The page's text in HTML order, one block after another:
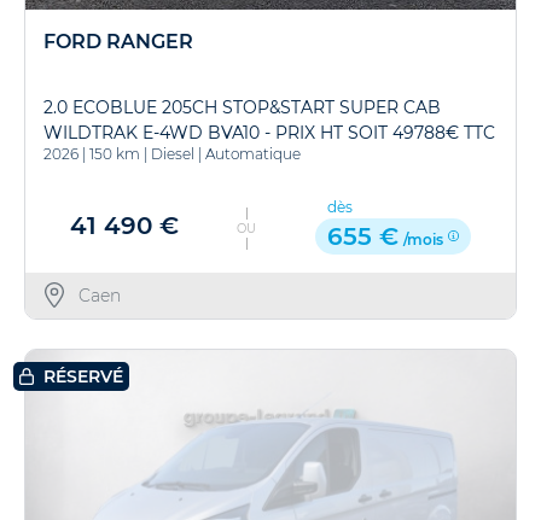
FORD RANGER
2.0 ECOBLUE 205CH STOP&START SUPER CAB
WILDTRAK E-4WD BVA10 - PRIX HT SOIT 49788€ TTC
2026 150 km Diesel Automatique
41 490 € OU
dès
655 € /mois
Caen
RÉSERVÉ